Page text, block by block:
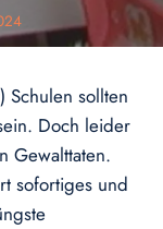
Schulen sollten
Doch leider
Gewalttaten.
sofortiges und